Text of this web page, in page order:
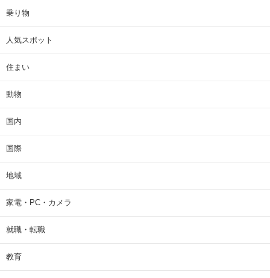
乗り物
人気スポット
住まい
動物
国内
国際
地域
家電・PC・カメラ
就職・転職
教育